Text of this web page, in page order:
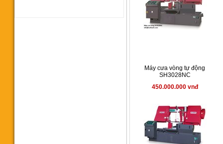
Máy cưa vòng tự động
SH3028NC
450.000.000 vnđ